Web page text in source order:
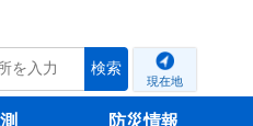
検索
現在地
防災情報